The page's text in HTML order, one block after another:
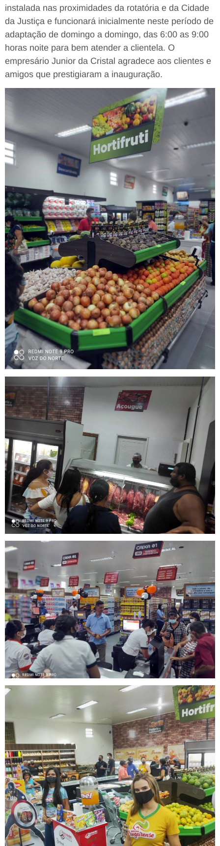
instalada nas proximidades da rotatória e da Cidade
da Justiça e funcionará inicialmente neste período de
adaptação de domingo a domingo, das 6:00 as 9:00
horas noite para bem atender a clientela. O
empresário Junior da Cristal agradece aos clientes e
amigos que prestigiaram a inauguração.